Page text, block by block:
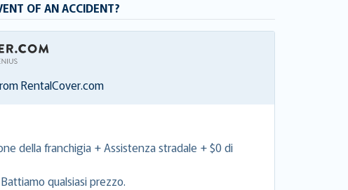
OF AN ACCIDENT?
RentalCover.com
della franchigia + Assistenza stradale + $0 di
qualsiasi prezzo.